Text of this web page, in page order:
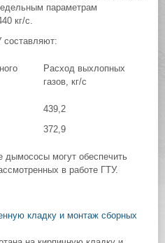
параметрам
кг/с.
составляют:
Расход выхлопных
газов, кг/с
439,2
372,9
дымососы могут обеспечить
в работе ГТУ.
кладку и монтаж сборных